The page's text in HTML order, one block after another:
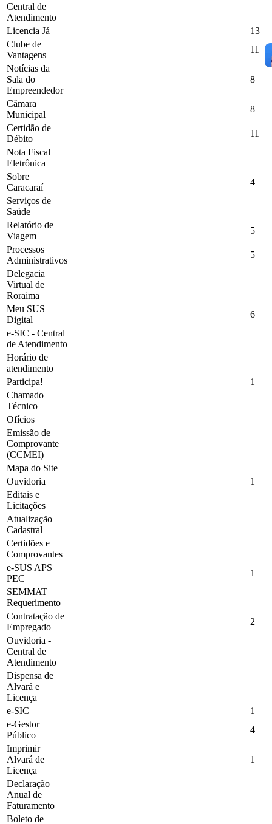
Central de
Atendimento
Licencia Já
13
Clube de
Vantagens
11
Notícias da
Sala do
Empreendedor
8
Câmara
Municipal
8
Certidão de
Débito
11
Nota Fiscal
Eletrônica
Sobre
Caracaraí
4
Serviços de
Saúde
Relatório de
Viagem
5
Processos
Administrativos
5
Delegacia
Virtual de
Roraima
Meu SUS
Digital
6
e-SIC - Central
de Atendimento
Horário de
atendimento
Participa!
1
Chamado
Técnico
Ofícios
Emissão de
Comprovante
(CCMEI)
Mapa do Site
Ouvidoria
1
Editais e
Licitações
Atualização
Cadastral
Certidões e
Comprovantes
e-SUS APS
PEC
1
SEMMAT
Requerimento
Contratação de
Empregado
2
Ouvidoria -
Central de
Atendimento
Dispensa de
Alvará e
Licença
e-SIC
1
e-Gestor
Público
4
Imprimir
Alvará de
Licença
1
Declaração
Anual de
Faturamento
Boleto de